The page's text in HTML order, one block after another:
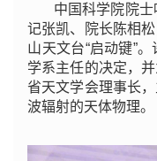
中国科学院院
记张凯、院长陈相
山天文台“启动键”
学系主任的决定，
省天文学会理事长
波辐射的天体物理。